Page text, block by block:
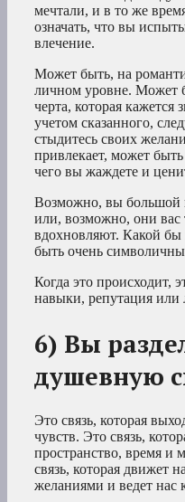
мечтали, и в то же
означать, что вы
влечение.
Может быть, на
личном уровне. Может
черта, которая
учетом сказанного,
стыдитесь своих
привлекает, может
чего вы жаждете и
Возможно, вы большой
или, возможно, они вас
вдохновляют. Какой
быть очень
Когда это происходит,
навыки, репутация или
6) Вы
душевную
Это связь, которая
чувств. Это связь,
пространство, время и
связь, которая движет
желаниями и ведет нас